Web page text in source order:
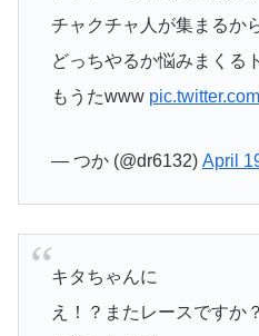
チャクチャ人が集まるか
どっちやるか悩みまくる
もうたwww
— つか (@dr6132) April
キタちゃんに
え！？またレースですか